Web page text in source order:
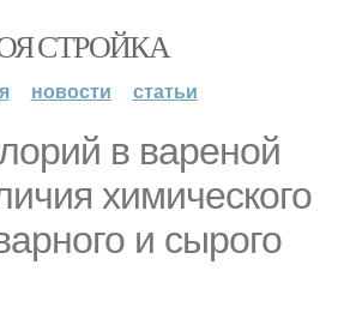
СТРОЙКА
новости статьи
в вареной
химического
и сырого